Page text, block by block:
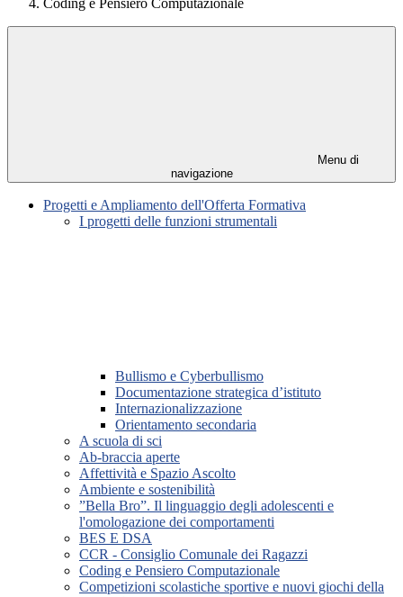
Coding e Pensiero Computazionale
Menu di
navigazione
Progetti e Ampliamento dell'Offerta Formativa
I progetti delle funzioni strumentali
Bullismo e Cyberbullismo
Documentazione strategica d’istituto
Internazionalizzazione
Orientamento secondaria
A scuola di sci
Ab-braccia aperte
Affettività e Spazio Ascolto
Ambiente e sostenibilità
”Bella Bro”. Il linguaggio degli adolescenti e
l'omologazione dei comportamenti
BES E DSA
CCR - Consiglio Comunale dei Ragazzi
Coding e Pensiero Computazionale
Competizioni scolastiche sportive e nuovi giochi della